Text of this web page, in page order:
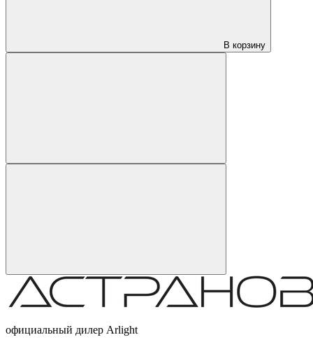
В корзину
официальный дилер Arlight